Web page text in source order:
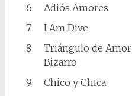
6
Adiós Amores
7
I Am Dive
8
Triángulo de Amor
Bizarro
9 Chico y Chica